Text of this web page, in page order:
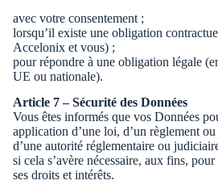
avec votre consentement ;
lorsqu’il existe une obligation
Accelonix et vous) ;
pour répondre à une obligation légale
UE ou nationale).
Article 7 – Sécurité des Données
Vous êtes informés que vos Données
application d’une loi, d’un règlement
d’une autorité réglementaire ou
si cela s’avère nécessaire, aux fins,
ses droits et intérêts.